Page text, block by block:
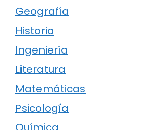
Geografía
Historia
Ingeniería
Literatura
Matemáticas
Psicología